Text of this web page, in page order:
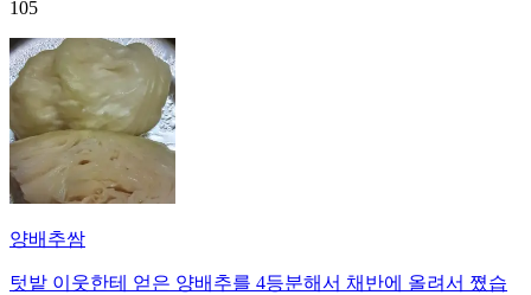
105
양배추쌈
텃밭 이웃한테 얻은 양배추를 4등분해서 채반에 올려서 쪘습